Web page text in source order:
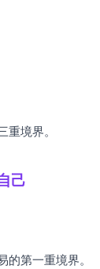
境界。
己
的第一重境界。